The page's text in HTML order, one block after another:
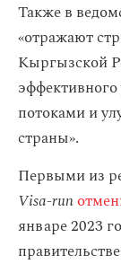
Также в
«отражают
Кыргызской
потоками и
страны».
Первыми из
Visa-run
январе 2023